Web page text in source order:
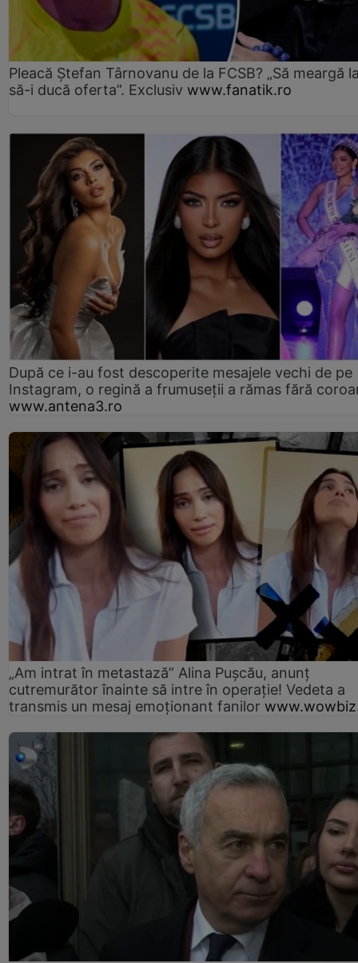
Pleacă Ștefan Târnovanu de la FCSB? „Să meargă
să-i ducă oferta”. Exclusiv www.fanatik.ro
După ce i-au fost descoperite mesajele vechi de pe
Instagram, o regină a frumuseții a rămas fără
www.antena3.ro
„Am intrat în metastază” Alina Pușcău, anunț
cutremurător înainte să intre în operație! Vedeta a
transmis un mesaj emoționant fanilor